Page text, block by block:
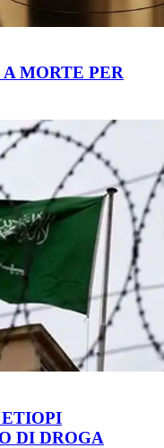
MORTE PER
DI DROGA